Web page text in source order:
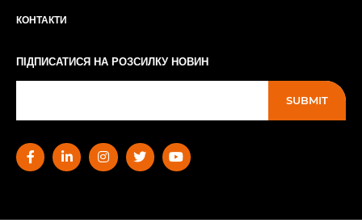
КОНТАКТИ
ПІДПИСАТИСЯ НА РОЗСИЛКУ НОВИН
SUBMIT